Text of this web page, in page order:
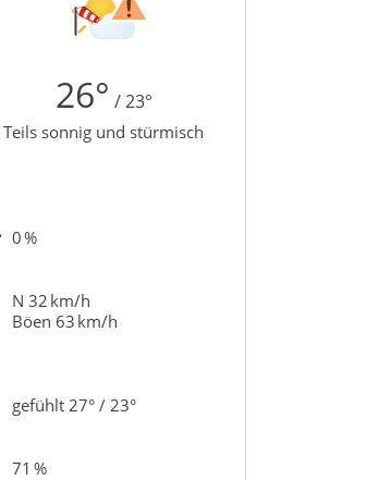
26° / 23°
Teils sonnig und stürmisch
0 %
N 32 km/h
Böen 63 km/h
gefühlt 27° / 23°
71 %